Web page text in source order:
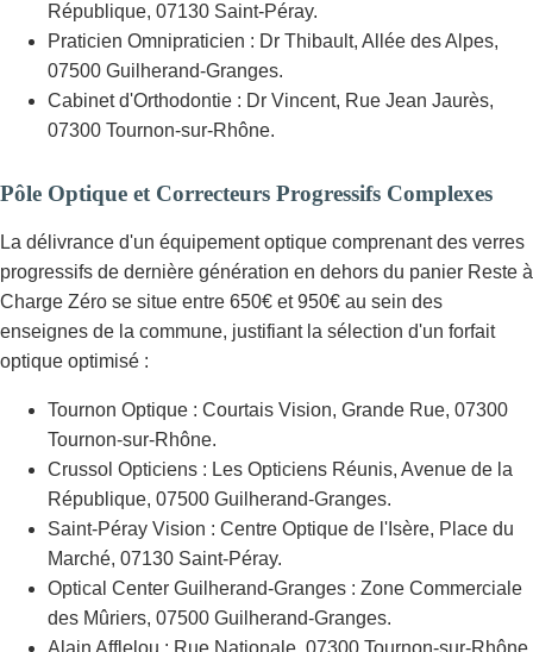
République, 07130 Saint-Péray.
Praticien Omnipraticien : Dr Thibault, Allée des Alpes,
07500 Guilherand-Granges.
Cabinet d'Orthodontie : Dr Vincent, Rue Jean Jaurès,
07300 Tournon-sur-Rhône.
Pôle Optique et Correcteurs Progressifs Complexes
La délivrance d'un équipement optique comprenant des verres
progressifs de dernière génération en dehors du panier Reste à
Charge Zéro se situe entre 650€ et 950€ au sein des
enseignes de la commune, justifiant la sélection d'un forfait
optique optimisé :
Tournon Optique : Courtais Vision, Grande Rue, 07300
Tournon-sur-Rhône.
Crussol Opticiens : Les Opticiens Réunis, Avenue de la
République, 07500 Guilherand-Granges.
Saint-Péray Vision : Centre Optique de l'Isère, Place du
Marché, 07130 Saint-Péray.
Optical Center Guilherand-Granges : Zone Commerciale
des Mûriers, 07500 Guilherand-Granges.
Alain Afflelou : Rue Nationale, 07300 Tournon-sur-Rhône.